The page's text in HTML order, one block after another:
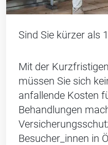
Sind Sie kürzer als
Mit der
müssen Sie sich
anfallende Kosten
Behandlungen
Besucher_innen in